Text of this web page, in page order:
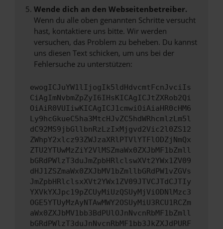
Wende dich an den Webseitenbetreiber.
Wenn du alle oben genannten Schritte versucht
hast, kontaktiere uns bitte. Wir werden
versuchen, das Problem zu beheben. Du kannst
uns diesen Text schicken, um uns bei der
Fehlersuche zu unterstützen:
ewogICJuYW1lIjogIk5ldHdvcmtFcnJvciIs
CiAgImNvbmZpZyI6IHsKICAgICJtZXRob2Qi
OiAiR0VUIiwKICAgICJ1cmwiOiAiaHR0cHM6
Ly9hcGkueC5ha3MtcHJvZC5hdWRhcmlzLm5l
dC92MS9jbGllbnRzLzIxMjgvd2Vic2l0ZS12
ZWhpY2xlcz93ZWJzaXRlPTVlYTFlODZjNmQx
ZTU2YTUwMzZiY2VlMSZmaWx0ZXJbMF1bZmll
bGRdPWlzT3duJmZpbHRlclswXVt2YWx1ZV09
dHJ1ZSZmaWx0ZXJbMV1bZmllbGRdPW1vZGVs
JmZpbHRlclsxXVt2YWx1ZV09JTVCJTdCJTIy
YXVkYXJpc19pZCUyMiUzQSUyMjViODNlMzc3
OGE5YTUyMzAyNTAwMWY2OSUyMiU3RCU1RCZm
aWx0ZXJbMV1bb3BdPUlOJnNvcnRbMF1bZmll
bGRdPWlzT3duJnNvcnRbMF1bb3JkZXJdPURF